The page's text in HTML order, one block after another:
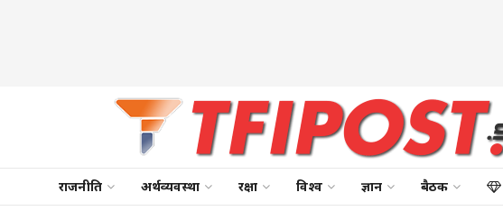
राजनीति अर्थव्यवस्था रक्षा विश्व ज्ञान बैठक